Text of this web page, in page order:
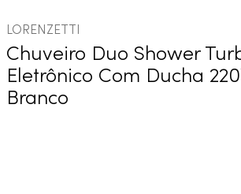
LORENZETTI
Chuveiro Duo Shower
Eletrônico Com Ducha
Branco
4º
atlas
5º
red gold